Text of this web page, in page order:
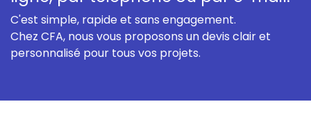
C'est simple, rapide et sans engagement.
Chez CFA, nous vous proposons un devis clair et
personnalisé pour tous vos projets.